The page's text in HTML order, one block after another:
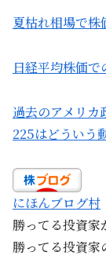
夏枯れ相場で株
日経平均株価
過去のアメリカ
225はどういう
にほんブログ村
勝ってる投資家
勝ってる投資家